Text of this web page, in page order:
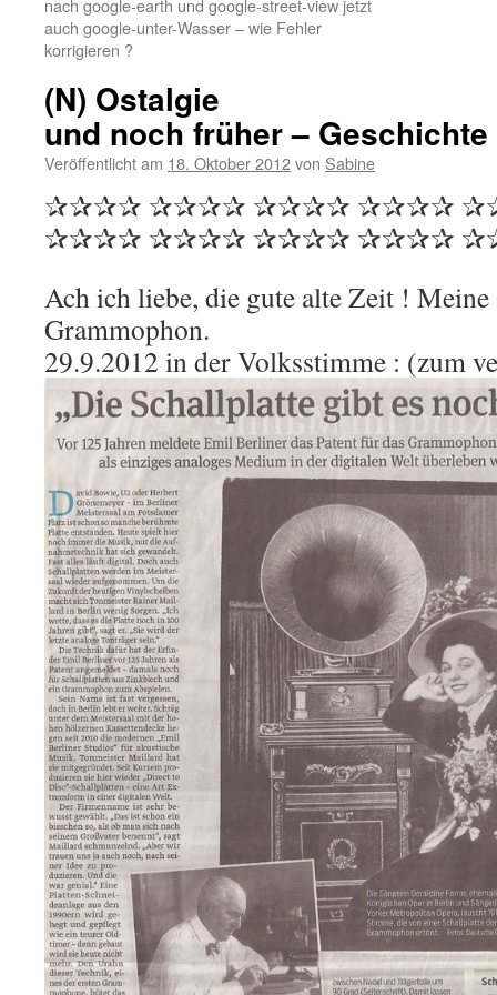
nach google-earth und google-street-view jetzt
auch google-unter-Wasser – wie Fehler
korrigieren ?
(N) Ostalgie
und noch früher – Geschichte
Veröffentlicht am 18. Oktober 2012von Sabine
✰✰✰✰ ✰✰✰✰ ✰✰✰✰ ✰✰✰✰
✰✰✰✰ ✰✰✰✰ ✰✰✰✰ ✰✰✰✰
Ach ich liebe, die gute alte Zeit ! Meine
Grammophon.
29.9.2012 in der Volksstimme : (zum